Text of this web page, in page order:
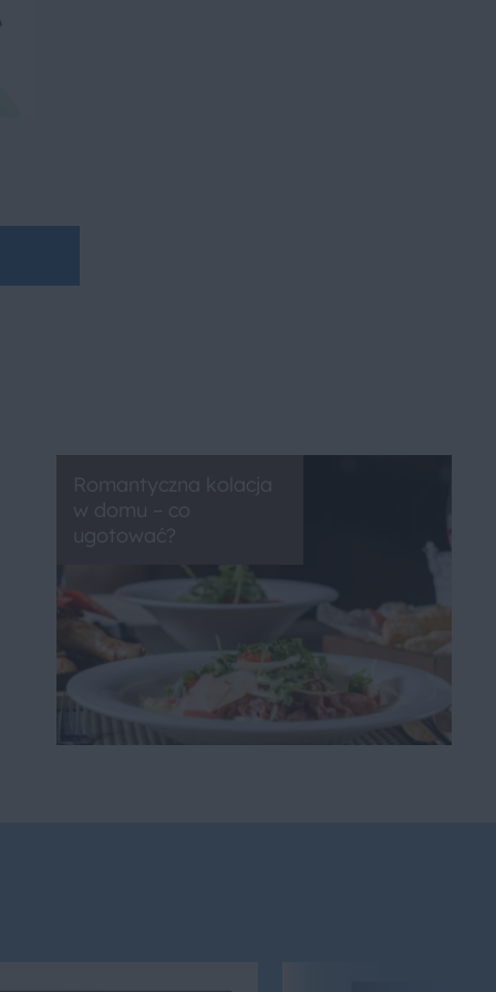
Romantyczna kolacja
w domu – co
ugotować?